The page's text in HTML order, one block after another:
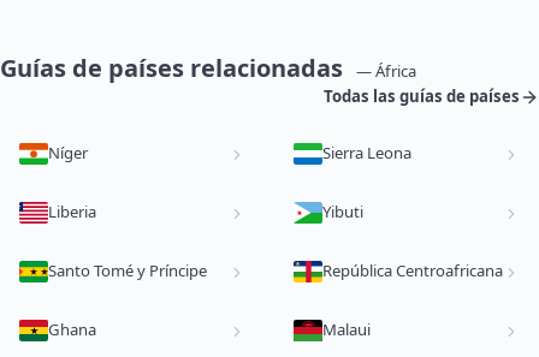
Guías de países relacionadas
— África
Todas las guías de países
Níger Sierra Leona
Liberia Yibuti
Santo Tomé y Príncipe República Centroafricana
Ghana Malaui